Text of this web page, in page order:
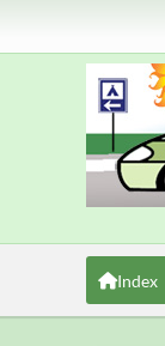
Index